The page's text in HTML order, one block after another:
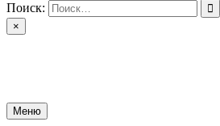
Поиск:
×
Меню